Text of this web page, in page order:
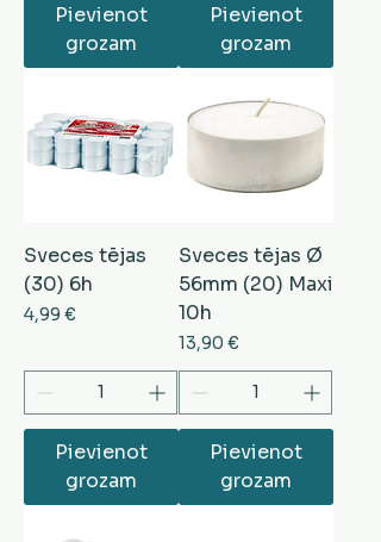
Pievienot
grozam
Pievienot
grozam
Sveces tējas
(30) 6h
Cena
4,99 €
Pievienot
grozam
Sveces tējas Ø
56mm (20) Maxi
10h
Cena
13,90 €
Pievienot
grozam